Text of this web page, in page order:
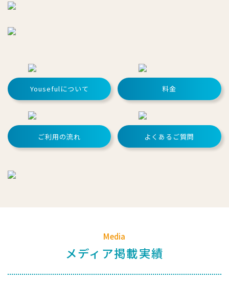
Yousefulについて 料金
ご利用の流れ よくあるご質問
Media
メディア掲載実績